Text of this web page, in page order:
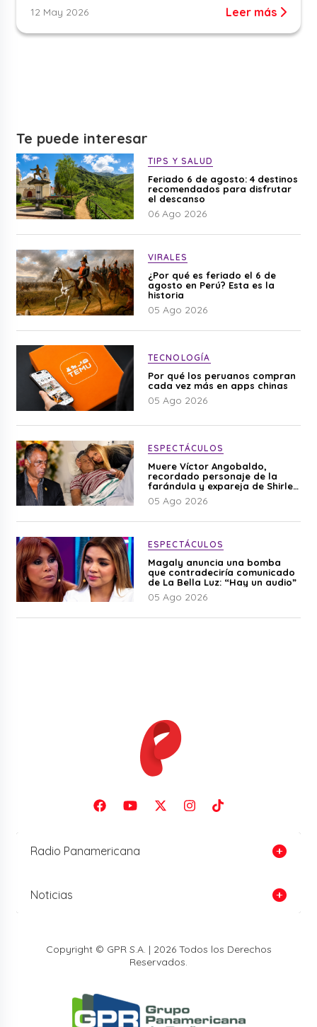
12 May 2026 Leer más
Te puede interesar
TIPS Y SALUD
Feriado 6 de agosto: 4 destinos
recomendados para disfrutar
el descanso
06 Ago 2026
VIRALES
¿Por qué es feriado el 6 de
agosto en Perú? Esta es la
historia
05 Ago 2026
TECNOLOGÍA
Por qué los peruanos compran
cada vez más en apps chinas
05 Ago 2026
ESPECTÁCULOS
Muere Víctor Angobaldo,
recordado personaje de la
farándula y expareja de Shirley
Cherres
05 Ago 2026
ESPECTÁCULOS
Magaly anuncia una bomba
que contradeciría comunicado
de La Bella Luz: “Hay un audio”
05 Ago 2026
Radio Panamericana
Noticias
Copyright © GPR S.A. | 2026 Todos los Derechos
Reservados.